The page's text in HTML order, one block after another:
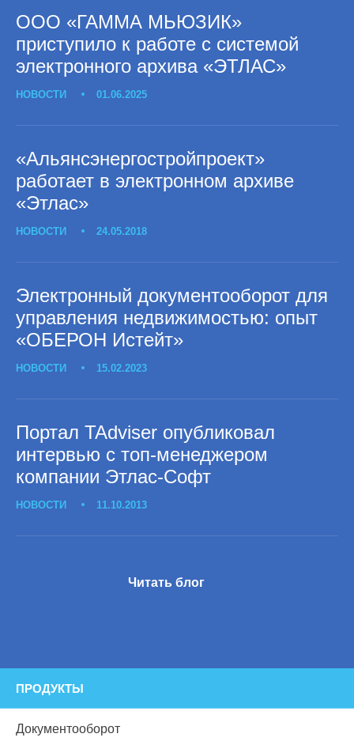
ООО «ГАММА МЬЮЗИК»
приступило к работе с системой
электронного архива «ЭТЛАС»
НОВОСТИ 01.06.2025
«Альянсэнергостройпроект»
работает в электронном архиве
«Этлас»
НОВОСТИ 24.05.2018
Электронный документооборот для
управления недвижимостью: опыт
«ОБЕРОН Истейт»
НОВОСТИ 15.02.2023
Портал TAdviser опубликовал
интервью с топ-менеджером
компании Этлас-Софт
НОВОСТИ 11.10.2013
Читать блог
ПРОДУКТЫ
Документооборот